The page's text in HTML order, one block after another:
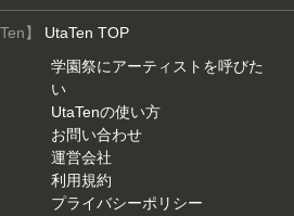
】 UtaTen TOP
学園祭にアーティストを呼びた
い
UtaTenの使い方
お問い合わせ
運営会社
利用規約
プライバシーポリシー